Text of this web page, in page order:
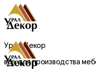
Урал Декор
все для производства